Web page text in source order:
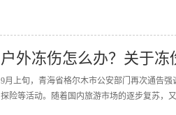
户外冻伤怎么办？关于
9月上旬，青海省格尔木市公安部门再次通告
探险等活动。随着国内旅游市场的逐步复苏，